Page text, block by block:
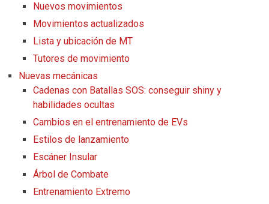
Nuevos movimientos
Movimientos actualizados
Lista y ubicación de MT
Tutores de movimiento
Nuevas mecánicas
Cadenas con Batallas SOS: conseguir shiny y
habilidades ocultas
Cambios en el entrenamiento de EVs
Estilos de lanzamiento
Escáner Insular
Árbol de Combate
Entrenamiento Extremo